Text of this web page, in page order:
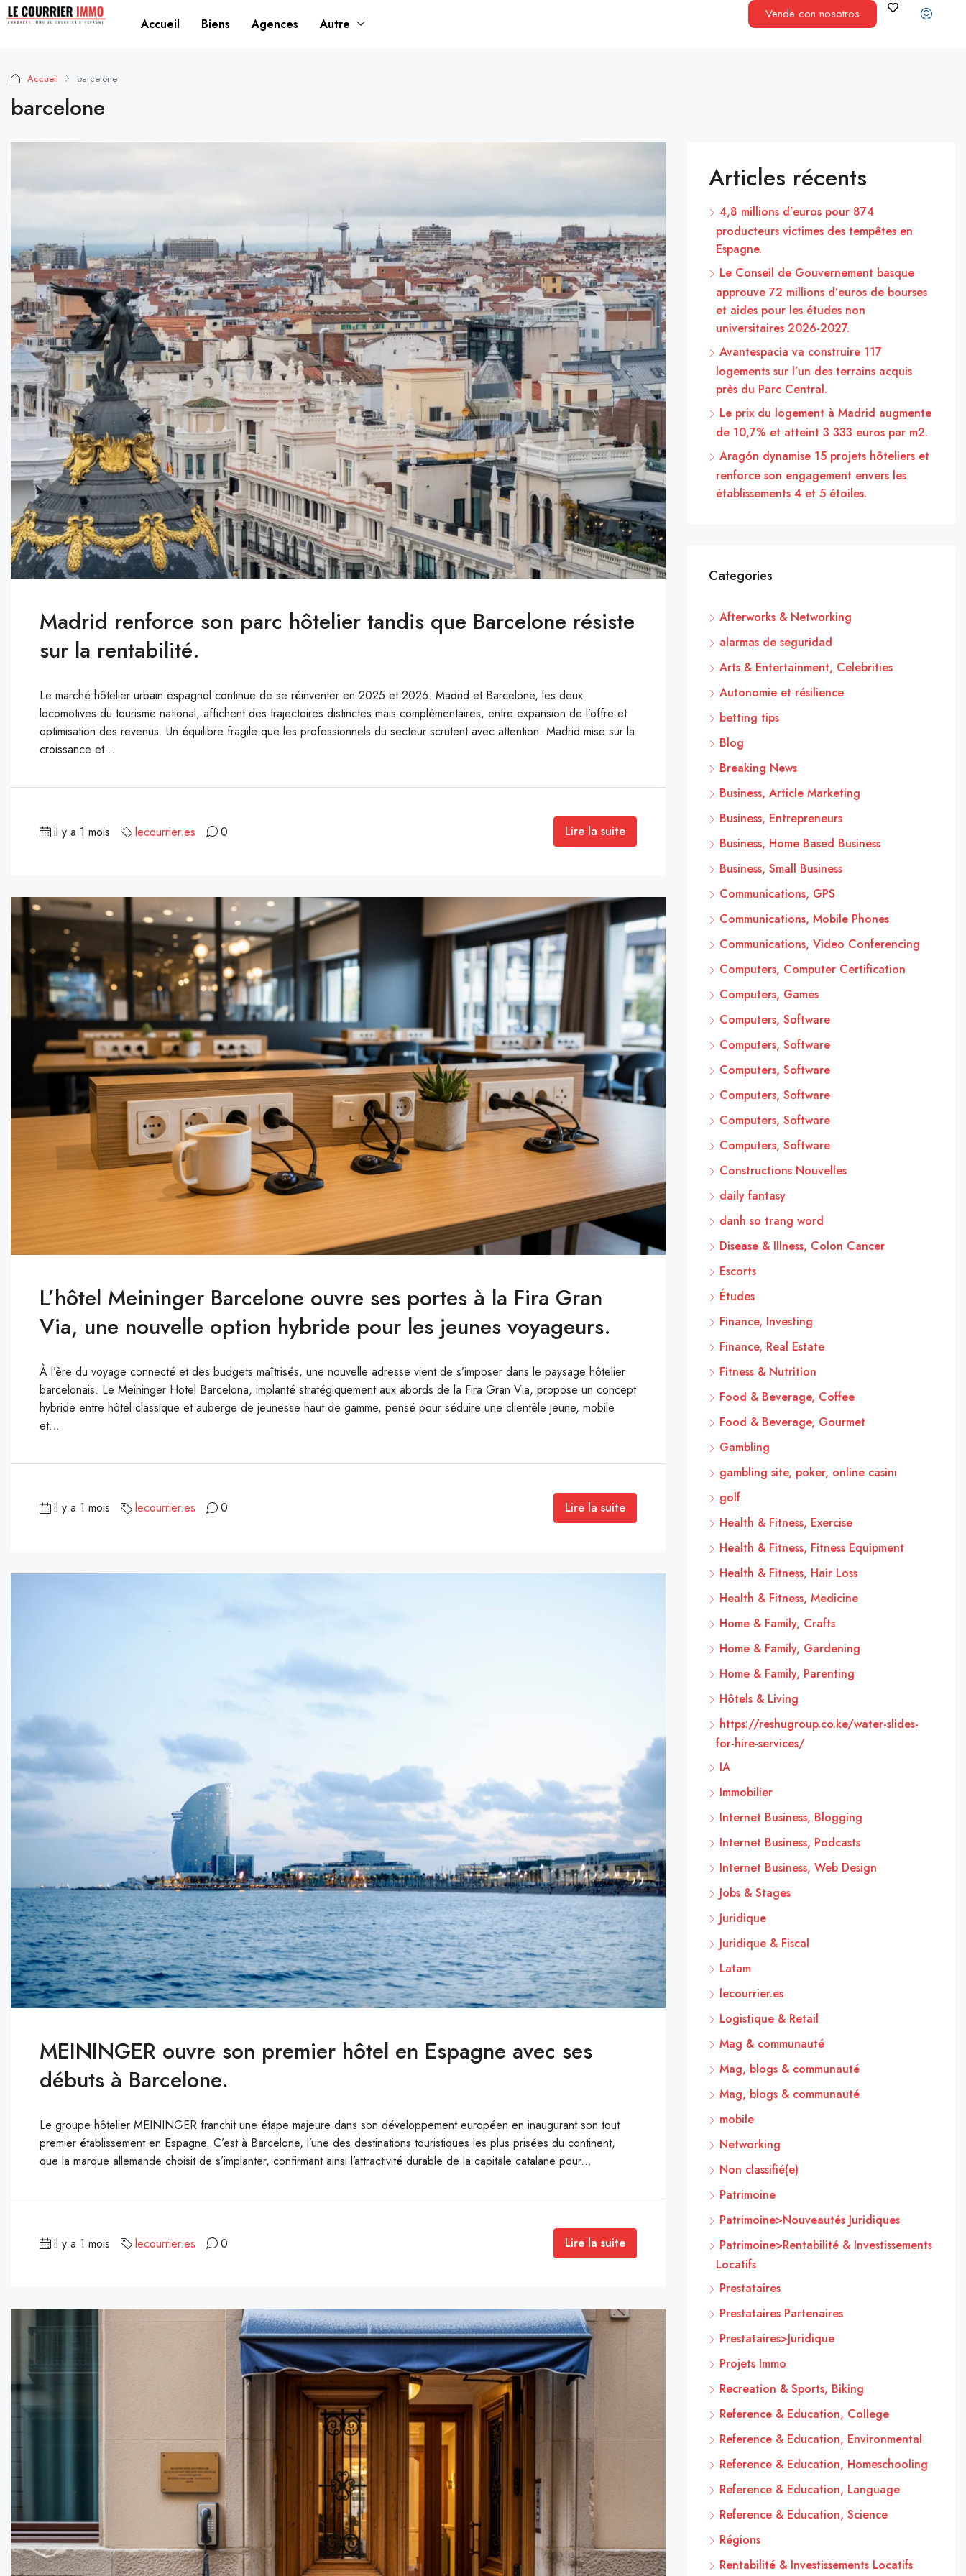
Accueil Biens Agences Autre
Vende con nosotros
Accueil barcelone
barcelone
Madrid renforce son parc hôtelier tandis que Barcelone résiste
sur la rentabilité.
Le marché hôtelier urbain espagnol continue de se réinventer en 2025 et 2026. Madrid et Barcelone, les deux
locomotives du tourisme national, affichent des trajectoires distinctes mais complémentaires, entre expansion de l’offre et
optimisation des revenus. Un équilibre fragile que les professionnels du secteur scrutent avec attention. Madrid mise sur la
croissance et...
il y a 1 mois lecourrier.es 0 Lire la suite
L’hôtel Meininger Barcelone ouvre ses portes à la Fira Gran
Via, une nouvelle option hybride pour les jeunes voyageurs.
À l’ère du voyage connecté et des budgets maîtrisés, une nouvelle adresse vient de s’imposer dans le paysage hôtelier
barcelonais. Le Meininger Hotel Barcelona, implanté stratégiquement aux abords de la Fira Gran Via, propose un concept
hybride entre hôtel classique et auberge de jeunesse haut de gamme, pensé pour séduire une clientèle jeune, mobile
et...
il y a 1 mois lecourrier.es 0 Lire la suite
MEININGER ouvre son premier hôtel en Espagne avec ses
débuts à Barcelone.
Le groupe hôtelier MEININGER franchit une étape majeure dans son développement européen en inaugurant son tout
premier établissement en Espagne. C’est à Barcelone, l’une des destinations touristiques les plus prisées du continent,
que la marque allemande choisit de s’implanter, confirmant ainsi l’attractivité durable de la capitale catalane pour...
il y a 1 mois lecourrier.es 0 Lire la suite
Articles récents
4,8 millions d’euros pour 874
producteurs victimes des tempêtes en
Espagne.
Le Conseil de Gouvernement basque
approuve 72 millions d’euros de bourses
et aides pour les études non
universitaires 2026-2027.
Avantespacia va construire 117
logements sur l’un des terrains acquis
près du Parc Central.
Le prix du logement à Madrid augmente
de 10,7% et atteint 3 333 euros par m2.
Aragón dynamise 15 projets hôteliers et
renforce son engagement envers les
établissements 4 et 5 étoiles.
Categories
Afterworks & Networking
alarmas de seguridad
Arts & Entertainment, Celebrities
Autonomie et résilience
betting tips
Blog
Breaking News
Business, Article Marketing
Business, Entrepreneurs
Business, Home Based Business
Business, Small Business
Communications, GPS
Communications, Mobile Phones
Communications, Video Conferencing
Computers, Computer Certification
Computers, Games
Computers, Software
Computers, Software
Computers, Software
Computers, Software
Computers, Software
Computers, Software
Constructions Nouvelles
daily fantasy
danh so trang word
Disease & Illness, Colon Cancer
Escorts
Études
Finance, Investing
Finance, Real Estate
Fitness & Nutrition
Food & Beverage, Coffee
Food & Beverage, Gourmet
Gambling
gambling site, poker, online casinı
golf
Health & Fitness, Exercise
Health & Fitness, Fitness Equipment
Health & Fitness, Hair Loss
Health & Fitness, Medicine
Home & Family, Crafts
Home & Family, Gardening
Home & Family, Parenting
Hôtels & Living
https://reshugroup.co.ke/water-slides-
for-hire-services/
IA
Immobilier
Internet Business, Blogging
Internet Business, Podcasts
Internet Business, Web Design
Jobs & Stages
Juridique
Juridique & Fiscal
Latam
lecourrier.es
Logistique & Retail
Mag & communauté
Mag, blogs & communauté
Mag, blogs & communauté
mobile
Networking
Non classifié(e)
Patrimoine
Patrimoine>Nouveautés Juridiques
Patrimoine>Rentabilité & Investissements
Locatifs
Prestataires
Prestataires Partenaires
Prestataires>Juridique
Projets Immo
Recreation & Sports, Biking
Reference & Education, College
Reference & Education, Environmental
Reference & Education, Homeschooling
Reference & Education, Language
Reference & Education, Science
Régions
Rentabilité & Investissements Locatifs